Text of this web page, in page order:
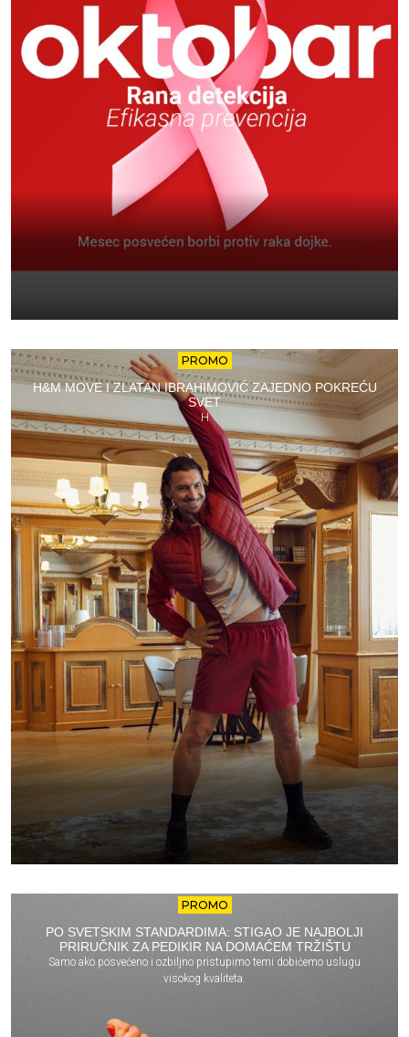
PROMO
H&M MOVE I ZLATAN IBRAHIMOVIĆ ZAJEDNO POKREĆU
SVET
H
PROMO
PO SVETSKIM STANDARDIMA: STIGAO JE NAJBOLJI
PRIRUČNIK ZA PEDIKIR NA DOMAĆEM TRŽIŠTU
Samo ako posvećeno i ozbiljno pristupimo temi dobićemo uslugu
visokog kvaliteta.